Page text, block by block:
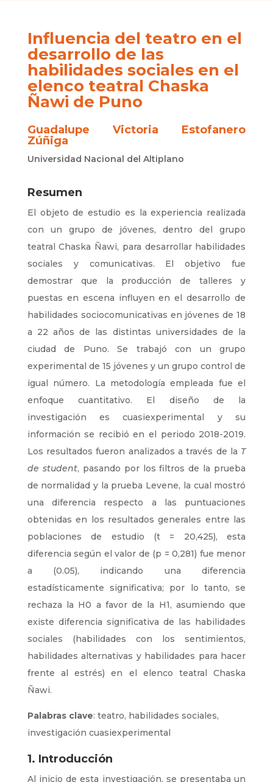
Influencia del teatro en el
desarrollo de las
habilidades sociales en el
elenco teatral Chaska
Ñawi de Puno
Guadalupe Victoria Estofanero
Zúñiga
Universidad Nacional del Altiplano
Resumen
El objeto de estudio es la experiencia realizada
con un grupo de jóvenes, dentro del grupo
teatral Chaska Ñawi, para desarrollar habilidades
sociales y comunicativas. El objetivo fue
demostrar que la producción de talleres y
puestas en escena influyen en el desarrollo de
habilidades sociocomunicativas en jóvenes de 18
a 22 años de las distintas universidades de la
ciudad de Puno. Se trabajó con un grupo
experimental de 15 jóvenes y un grupo control de
igual número. La metodología empleada fue el
enfoque cuantitativo. El diseño de la
investigación es cuasiexperimental y su
información se recibió en el periodo 2018-2019.
Los resultados fueron analizados a través de la T
de student, pasando por los filtros de la prueba
de normalidad y la prueba Levene, la cual mostró
una diferencia respecto a las puntuaciones
obtenidas en los resultados generales entre las
poblaciones de estudio (t = 20,425), esta
diferencia según el valor de (p = 0,281) fue menor
a (0.05), indicando una diferencia
estadísticamente significativa; por lo tanto, se
rechaza la H0 a favor de la H1, asumiendo que
existe diferencia significativa de las habilidades
sociales (habilidades con los sentimientos,
habilidades alternativas y habilidades para hacer
frente al estrés) en el elenco teatral Chaska
Ñawi.
Palabras clave: teatro, habilidades sociales,
investigación cuasiexperimental
1. Introducción
Al inicio de esta investigación, se presentaba un